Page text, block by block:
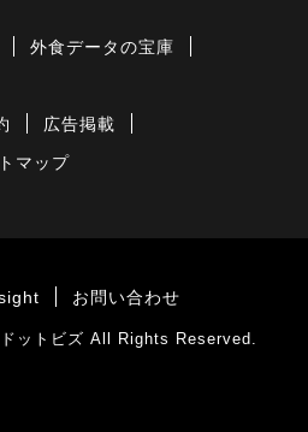
外食データの宝庫
広告掲載
マップ
お問い合わせ
ットビズ All Rights Reserved.